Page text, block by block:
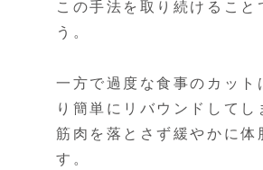
この手法を取り続けるこ
う。
一方で過度な食事のカッ
り簡単にリバウンドしてし
筋肉を落とさず緩やかに
す。